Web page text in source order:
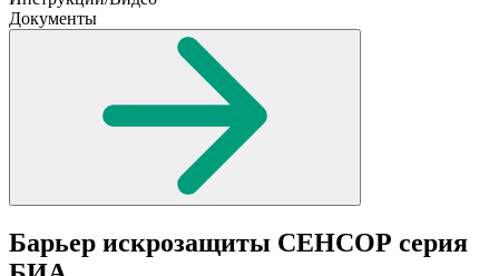
Документы
Барьер искрозащиты СЕНСОР серия